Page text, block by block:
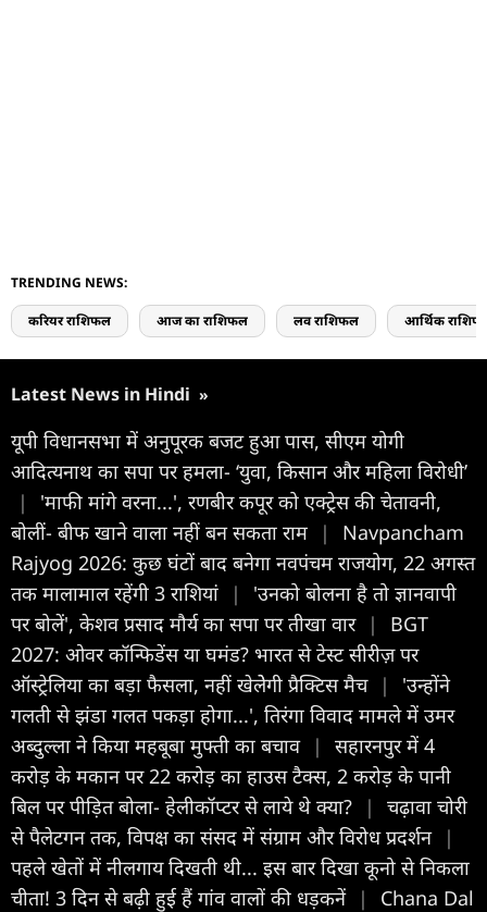
TRENDING NEWS:
करियर राशिफल आज का राशिफल लव राशिफल आर्थिक
Latest News in Hindi »
यूपी विधानसभा में अनुपूरक बजट हुआ पास, सीएम योगी
आदित्यनाथ का सपा पर हमला- ‘युवा, किसान और महिला विरोधी’
|
'माफी मांगे वरना...', रणबीर कपूर को एक्ट्रेस की चेतावनी,
बोलीं- बीफ खाने वाला नहीं बन सकता राम
|
Navpancham
Rajyog 2026: कुछ घंटों बाद बनेगा नवपंचम राजयोग, 22 अगस्त
तक मालामाल रहेंगी 3 राशियां
|
'उनको बोलना है तो ज्ञानवापी
पर बोलें', केशव प्रसाद मौर्य का सपा पर तीखा वार |
BGT
2027: ओवर कॉन्फिडेंस या घमंड? भारत से टेस्ट सीरीज़ पर
ऑस्ट्रेलिया का बड़ा फैसला, नहीं खेलेेगी प्रैक्टिस मैच |
'उन्होंने
गलती से झंडा गलत पकड़ा होगा...', तिरंगा विवाद मामले में उमर
अब्दुल्ला ने किया महबूबा मुफ्ती का बचाव |
सहारनपुर में 4
करोड़ के मकान पर 22 करोड़ का हाउस टैक्स, 2 करोड़ के पानी
बिल पर पीड़ित बोला- हेलीकॉप्टर से लाये थे क्या?
|
चढ़ावा चोरी
से पैलेटगन तक, विपक्ष का संसद में संग्राम और विरोध प्रदर्शन |
पहले खेतों में नीलगाय दिखती थी... इस बार दिखा कूनो से निकला
चीता! 3 दिन से बढ़ी हुई हैं गांव वालों की धड़कनें |
Chana Dal